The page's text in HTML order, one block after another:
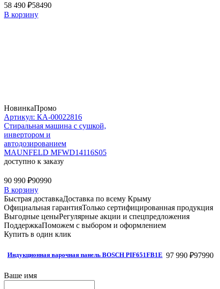
58 490 ₽58490
В корзину
НовинкаПромо
Артикул: КА-00022816
Стиральная машина c сушкой,
инвертором и
автодозированием
MAUNFELD MFWD14116S05
доступно к заказу
90 990 ₽90990
В корзину
Быстрая доставкаДоставка по всему Крыму
Официальная гарантияТолько сертифицированная продукция
Выгодные ценыРегулярные акции и спецпредложения
ПоддержкаПоможем с выбором и оформлением
Купить в один клик
Индукционная варочная панель BOSCH PIF651FB1E 97 990 ₽97990
Ваше имя